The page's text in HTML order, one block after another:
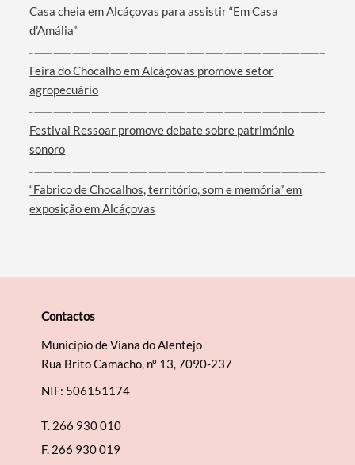
Categorias gerais
Filtros
Casa cheia em Alcáçovas para assistir “Em Casa
d’Amália”
Feira do Chocalho em Alcáçovas promove setor
agropecuário
Festival Ressoar promove debate sobre património
sonoro
“Fabrico de Chocalhos, território, som e memória” em
exposição em Alcáçovas
Contactos
Município de Viana do Alentejo
Rua Brito Camacho, nº 13, 7090-237
NIF: 506151174
T. 266 930 010
F. 266 930 019